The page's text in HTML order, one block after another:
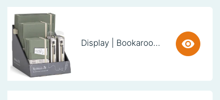
Display | Bookaroo Notebook & Pen - Fern